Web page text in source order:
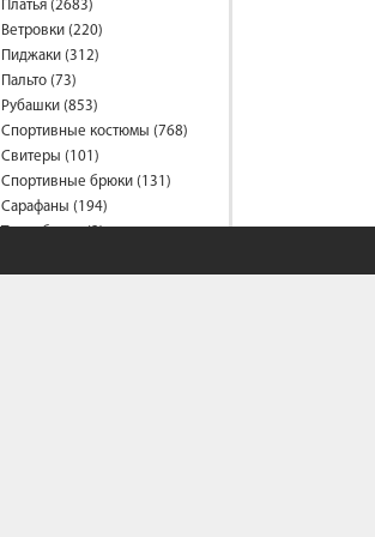
Платья (2683)
Ветровки (220)
Пиджаки (312)
Пальто (73)
Рубашки (853)
Спортивные костюмы (768)
Свитеры (101)
Спортивные брюки (131)
Сарафаны (194)
Термобелье (2)